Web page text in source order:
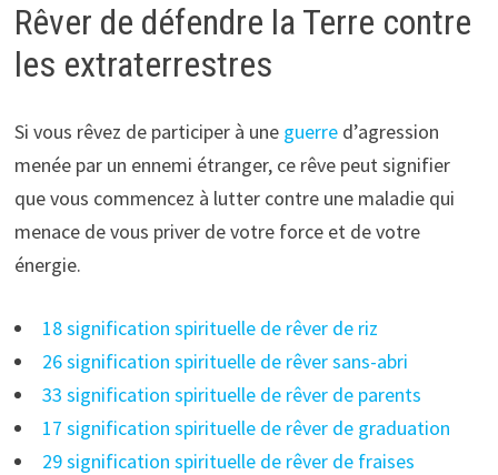
Rêver de défendre la Terre contre
les extraterrestres
Si vous rêvez de participer à une guerred’agression
menée par un ennemi étranger, ce rêve peut signifier
que vous commencez à lutter contre une maladie qui
menace de vous priver de votre force et de votre
énergie.
18 signification spirituelle de rêver de riz
26 signification spirituelle de rêver sans-abri
33 signification spirituelle de rêver de parents
17 signification spirituelle de rêver de graduation
29 signification spirituelle de rêver de fraises